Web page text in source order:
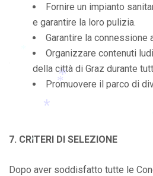
Fornire un impianto
e garantire la loro pulizia.
Garantire la connessione
Organizzare contenuti
della città di Graz durante
Promuovere il parco di
7. CRITERI DI SELEZIONE
Dopo aver soddisfatto tutte le
*